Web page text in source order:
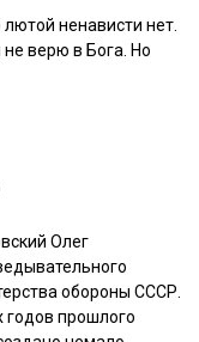
ненависти нет.
верю в Бога. Но
Олег
обороны СССР.
годов прошлого